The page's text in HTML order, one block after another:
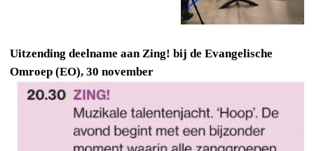
Uitzending deelname aan Zing! bij de Evangelische
Omroep (EO), 30 november